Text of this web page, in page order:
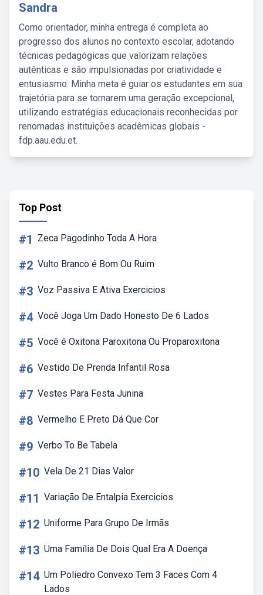
Sandra
Como orientador, minha entrega é completa ao
progresso dos alunos no contexto escolar, adotando
técnicas pedagógicas que valorizam relações
autênticas e são impulsionadas por criatividade e
entusiasmo. Minha meta é guiar os estudantes em sua
trajetória para se tornarem uma geração excepcional,
utilizando estratégias educacionais reconhecidas por
renomadas instituições acadêmicas globais -
fdp.aau.edu.et.
Top Post
#1 Zeca Pagodinho Toda A Hora
#2 Vulto Branco é Bom Ou Ruim
#3 Voz Passiva E Ativa Exercicios
#4 Você Joga Um Dado Honesto De 6 Lados
#5 Você é Oxitona Paroxitona Ou Proparoxitona
#6 Vestido De Prenda Infantil Rosa
#7 Vestes Para Festa Junina
#8 Vermelho E Preto Dá Que Cor
#9 Verbo To Be Tabela
#10 Vela De 21 Dias Valor
#11 Variação De Entalpia Exercicios
#12 Uniforme Para Grupo De Irmãs
#13 Uma Família De Dois Qual Era A Doença
#14 Um Poliedro Convexo Tem 3 Faces Com 4
Lados